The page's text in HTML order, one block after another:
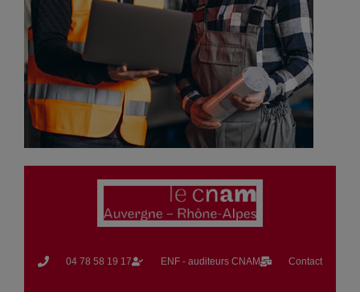
04 78 58 19 17​ ENF - auditeurs CNAM Contact